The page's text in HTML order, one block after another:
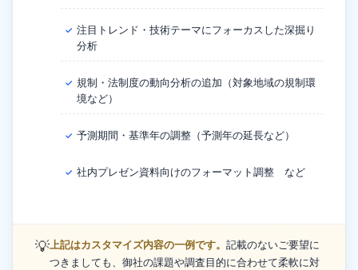
✓ 注目トレンド・技術テーマにフォーカスした深掘り
分析
✓ 規制・法制度の動向分析の追加（対象地域の規制環
境など）
✓ 予測期間・基準年の調整（予測年の延長など）
✓ 社内プレゼン資料向けのフォーマット調整 など
💡上記はカスタマイズ内容の一例です。 記載のないご要望に
つきましても、御社の課題や調査目的に合わせて柔軟に対